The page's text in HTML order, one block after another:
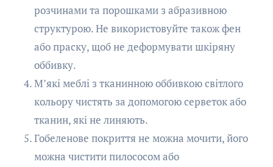
розчинами та порошками з абразивною
структурою. Не використовуйте також фен
або праску, щоб не деформувати шкіряну
оббивку.
М’які меблі з тканинною оббивкою світлого
кольору чистять за допомогою серветок або
тканин, які не линяють.
Гобеленове покриття не можна мочити, його
можна чистити пилососом або